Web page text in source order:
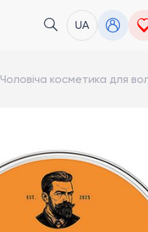
UA
Чоловіча косметика для